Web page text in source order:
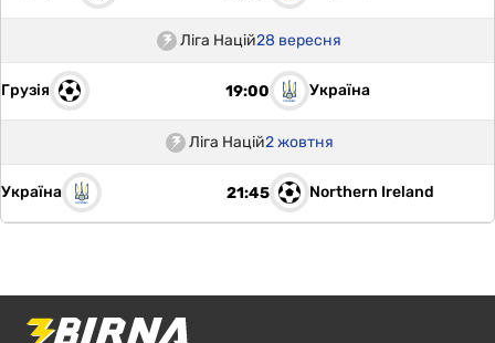
Ліга Націй28 вересня
Грузія 19:00 Україна
Ліга Націй2 жовтня
Україна 21:45 Northern Ireland